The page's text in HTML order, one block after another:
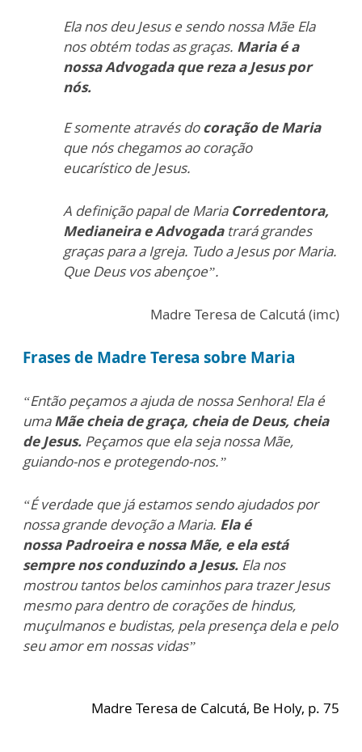
Ela nos deu Jesus e sendo nossaMãe Ela
nos obtém todas as graças. Maria é a
nossa Advogada que reza a Jesus por
nós.
E somente através docoração de Maria
que nós chegamos ao coração
eucarísticode Jesus.
A definição papal de Maria Corredentora,
Medianeira e Advogadatrarágrandes
graças para a Igreja. Tudo a Jesus por Maria.
Que Deus vos abençoe”.
Madre Teresa de Calcutá (imc)
Frases de Madre Teresa sobre Maria
“Então peçamos a ajuda de nossa Senhora! Ela é
umaMãe cheia de graça, cheia de Deus, cheia
de Jesus. Peçamos que ela seja nossa Mãe,
guiando-nos e protegendo-nos.”
“É verdade que já estamos sendo ajudados por
nossa grande devoção a Maria. Ela é
nossaPadroeira e nossa Mãe, e ela está
sempre nos conduzindo a Jesus. Ela nos
mostrou tantosbelos caminhos para trazer Jesus
mesmo para dentro de corações de hindus,
muçulmanos e budistas, pela presença dela e pelo
seu amor em nossas vidas”
Madre Teresa de Calcutá, Be Holy, p. 75